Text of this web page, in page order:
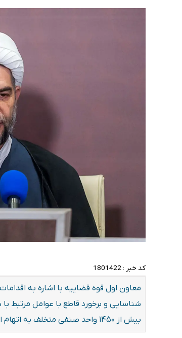
کد خبر : 1801422
شناسایی و برخورد قاطع با عوامل
بیش از ۱۴۵۰ واحد صنفی متخلف به اتهام احتکار، گران‌فروشی و اخلال در بازار خبر داد.